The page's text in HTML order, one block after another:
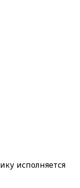
исполняется